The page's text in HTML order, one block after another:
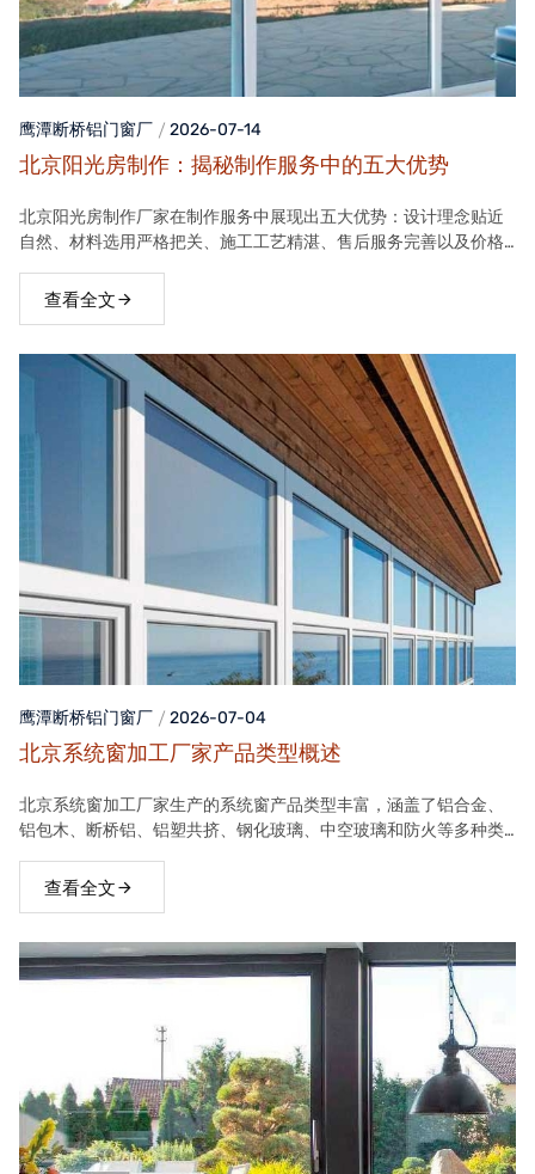
鹰潭断桥铝门窗厂 2026-07-14
北京阳光房制作：揭秘制作服务中的五大优势
北京阳光房制作厂家在制作服务中展现出五大优势：设计理念贴近
自然、材料选用严格把关、施工工艺精湛、售后服务完善以及价格
查看全文
鹰潭断桥铝门窗厂 2026-07-04
北京系统窗加工厂家产品类型概述
北京系统窗加工厂家生产的系统窗产品类型丰富，涵盖了铝合金、
铝包木、断桥铝、铝塑共挤、钢化玻璃、中空玻璃和防火等多种类
满足不同客户的需求。
查看全文